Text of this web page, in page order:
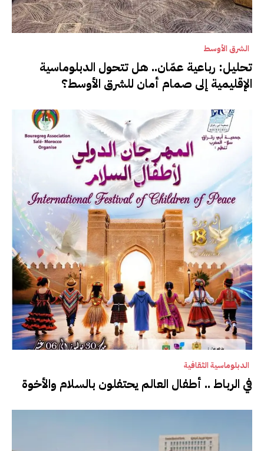
الشرق الأوسط
تحليل: رباعية عمّان.. هل تتحول الدبلوماسية
الإقليمية إلى صمام أمان للشرق الأوسط؟
الدبلوماسية الثقافية
في الرباط .. أطفال العالم يحتفلون بالسلام والأخوة